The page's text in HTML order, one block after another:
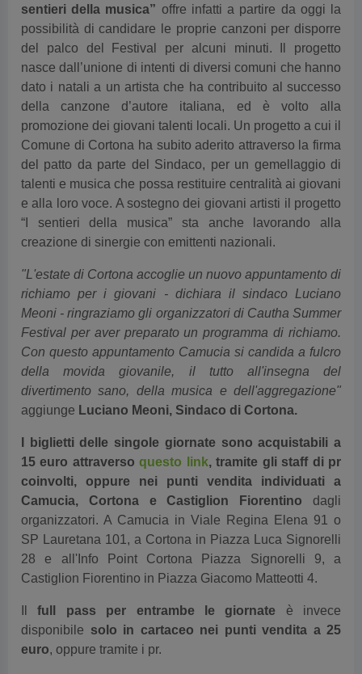
sentieri della musica” offre infatti a partire da oggi la
possibilità di candidare le proprie canzoni per disporre
del palco del Festival per alcuni minuti. Il progetto
nasce dall’unione di intenti di diversi comuni che hanno
dato i natali a un artista che ha contribuito al successo
della canzone d’autore italiana, ed è volto alla
promozione dei giovani talenti locali. Un progetto a cui il
Comune di Cortona ha subito aderito attraverso la firma
del patto da parte del Sindaco, per un gemellaggio di
talenti e musica che possa restituire centralità ai giovani
e alla loro voce. A sostegno dei giovani artisti il progetto
“I sentieri della musica” sta anche lavorando alla
creazione di sinergie con emittenti nazionali.
"L'estate di Cortona accoglie un nuovo appuntamento di
richiamo per i giovani - dichiara il sindaco Luciano
Meoni - ringraziamo gli organizzatori di Cautha Summer
Festival per aver preparato un programma di richiamo.
Con questo appuntamento Camucia si candida a fulcro
della movida giovanile, il tutto all'insegna del
divertimento sano, della musica e dell'aggregazione"
aggiunge Luciano Meoni, Sindaco di Cortona.
I biglietti delle singole giornate sono acquistabili a
15 euro attraversoquesto link, tramite gli staff di pr
coinvolti, oppure nei punti vendita individuati a
Camucia, Cortona e Castiglion Fiorentino dagli
organizzatori. A Camucia in Viale Regina Elena 91 o
SP Lauretana 101, a Cortona in Piazza Luca Signorelli
28 e all'Info Point Cortona Piazza Signorelli 9, a
Castiglion Fiorentino in Piazza Giacomo Matteotti 4.
Ilfull pass per entrambe le giornate è invece
disponibile solo in cartaceo nei punti vendita a 25
euro, oppure tramite i pr.